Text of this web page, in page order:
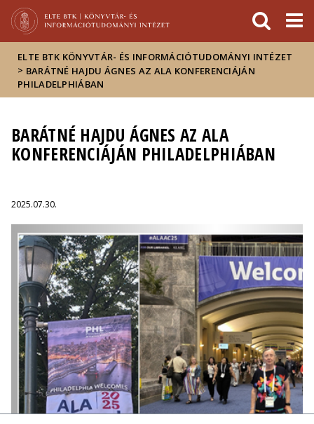
Hírek
Események
ELTE a
sajtóban
ELTE BTK KÖNYVTÁR- ÉS INFORMÁCIÓTUDOMÁNYI INTÉZET
> BARÁTNÉ HAJDU ÁGNES AZ ALA KONFERENCIÁJÁN
PHILADELPHIÁBAN
BARÁTNÉ HAJDU ÁGNES AZ ALA
KONFERENCIÁJÁN PHILADELPHIÁBAN
2025.07.30.